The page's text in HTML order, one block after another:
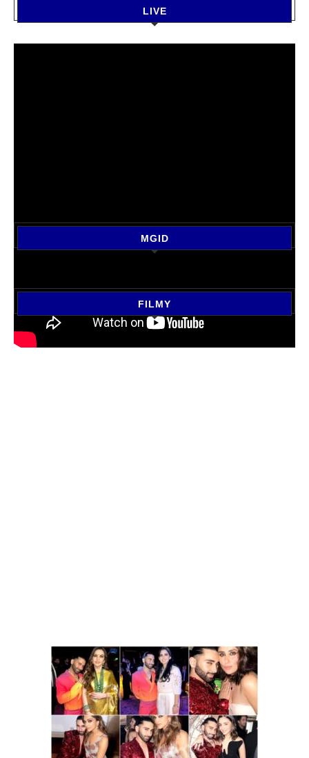
LIVE
MGID
FILMY